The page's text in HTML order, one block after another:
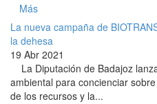
Más
La nueva campaña de
la dehesa
19 Abr 2021
La Diputación de Badajoz
ambiental para concienciar
de los recursos y la...